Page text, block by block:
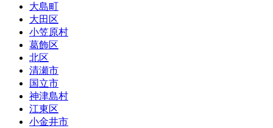
大島町
大田区
小笠原村
葛飾区
北区
清瀬市
国立市
神津島村
江東区
小金井市